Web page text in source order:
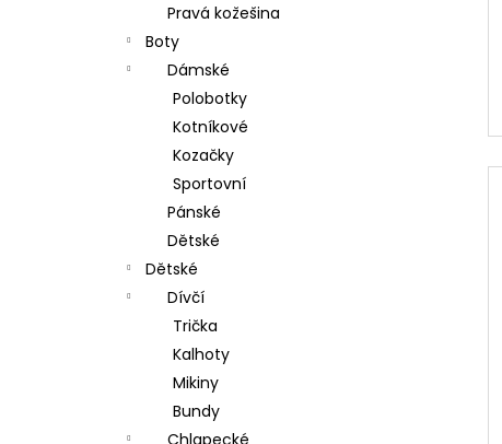
Pravá kožešina
Boty
Dámské
Polobotky
Kotníkové
Kozačky
Sportovní
Pánské
Dětské
Dětské
Dívčí
Trička
Kalhoty
Mikiny
Bundy
Chlapecké